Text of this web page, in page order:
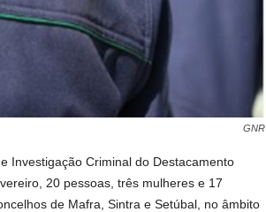
GNR
Investigação Criminal do Destacamento
20 pessoas, três mulheres e 17
de Mafra, Sintra e Setúbal, no âmbito